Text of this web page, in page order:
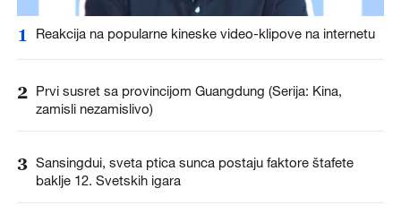
1 Reakcija na popularne kineske video-klipove na internetu
2 Prvi susret sa provincijom Guangdung (Serija: Kina,
zamisli nezamislivo)
3 Sansingdui, sveta ptica sunca postaju faktore štafete
baklje 12. Svetskih igara